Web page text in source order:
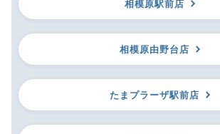
相模原駅前店
相模原由野台店
たまプラーザ駅前店